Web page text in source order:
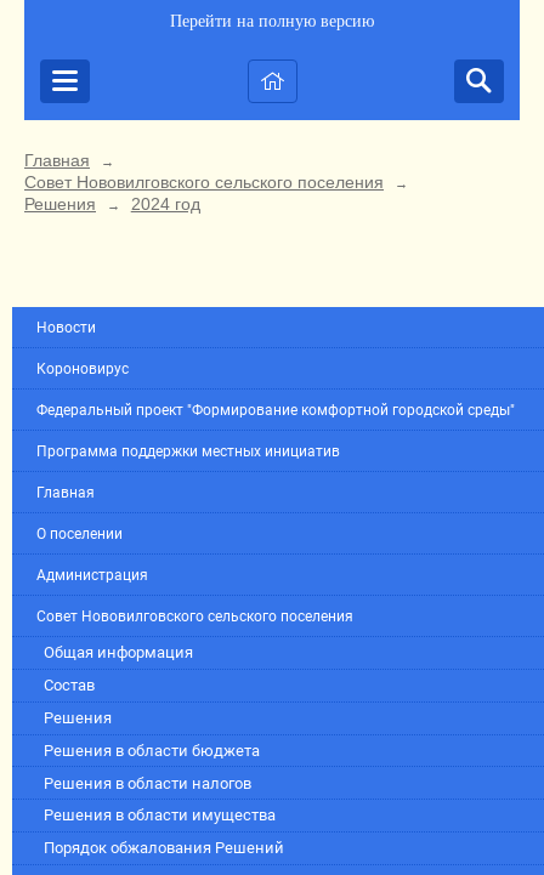
Перейти на полную версию
Главная →
Совет Нововилговского сельского поселения →
Решения → 2024 год
Новости
Короновирус
Федеральный проект "Формирование комфортной городской среды"
Программа поддержки местных инициатив
Главная
О поселении
Администрация
Совет Нововилговского сельского поселения
Общая информация
Состав
Решения
Решения в области бюджета
Решения в области налогов
Решения в области имущества
Порядок обжалования Решений